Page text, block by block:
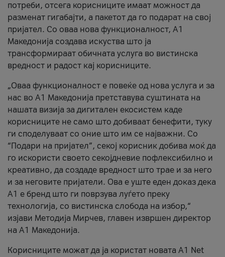
потреби, отсега корисниците имаат можност да
разменат гигабајти, а пакетот да го подарат на свој
пријател. Со оваа нова функционалност, А1
Македонија создава искуства што ја
трансформираат обичната услуга во вистинска
вредност и радост кај корисниците.
„Оваа функционалност е повеќе од нова услуга и за
нас во А1 Македонија претставува суштината на
нашата визија за дигитален екосистем каде
корисниците не само што добиваат бенефити, туку
ги споделуваат со оние што им се најважни. Со
“Подари на пријател”, секој корисник добива моќ да
го искористи своето секојдневие пофлексибилно и
креативно, да создаде вредност што трае и за него
и за неговите пријатели. Ова е уште еден доказ дека
А1 е бренд што ги поврзува луѓето преку
технологија, со вистинска слобода на избор,“
изјави Методија Мирчев, главен извршен директор
на А1 Македонија.
Корисниците можат да ја користат новата А1 Net